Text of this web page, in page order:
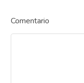
Comentario